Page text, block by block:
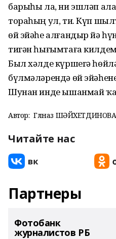
барыһы ла, ни эшләп
тораһың ул, ти. Күп
өй эйәһе алғандыр йә
тигән һығымтаға
Был хәлде күршегә
бүлмәләрендә өй
Шунан инде ышанмай
Автор: Гөлназ
Читайте нас
Партнеры
Фотобанк
журналистов РБ